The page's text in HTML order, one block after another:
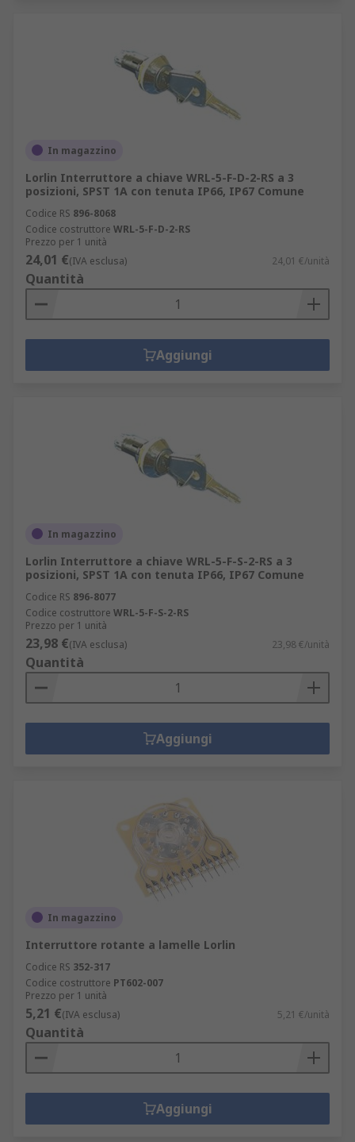
In magazzino
Lorlin Interruttore a chiave WRL-5-F-D-2-RS a 3
posizioni, SPST 1A con tenuta IP66, IP67 Comune
Codice RS 896-8068
Codice costruttore WRL-5-F-D-2-RS
Prezzo per 1 unità
24,01 €(IVA esclusa) 24,01 €/unità
Quantità
Aggiungi
In magazzino
Lorlin Interruttore a chiave WRL-5-F-S-2-RS a 3
posizioni, SPST 1A con tenuta IP66, IP67 Comune
Codice RS 896-8077
Codice costruttore WRL-5-F-S-2-RS
Prezzo per 1 unità
23,98 €(IVA esclusa) 23,98 €/unità
Quantità
Aggiungi
In magazzino
Interruttore rotante a lamelle Lorlin
Codice RS 352-317
Codice costruttore PT602-007
Prezzo per 1 unità
5,21 €(IVA esclusa) 5,21 €/unità
Quantità
Aggiungi